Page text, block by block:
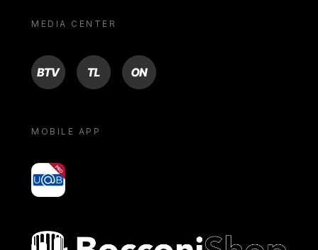
MEDIA CENTER
BTV TL ON
MOBILE APP
yoU@B
Bocconi shop